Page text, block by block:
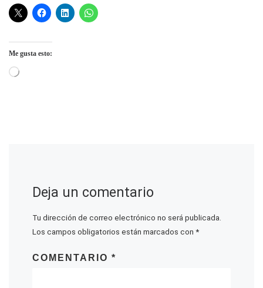
Me gusta esto:
Cargando...
Deja un comentario
Tu dirección de correo electrónico no será publicada.
Los campos obligatorios están marcados con *
COMENTARIO *